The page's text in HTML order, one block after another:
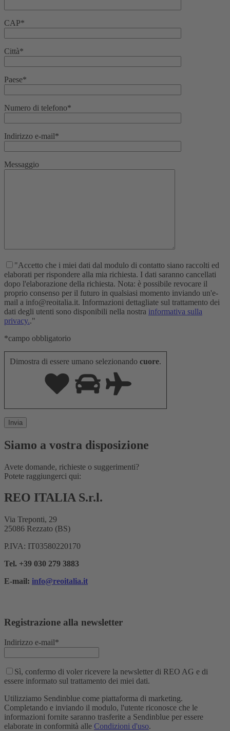
CAP*
Città*
Paese*
Numero di telefono*
Indirizzo e-mail*
Messaggio
"Accetto che i miei dati dal modulo di contatto siano raccolti ed
elaborati per rispondere alla mia richiesta. I dati saranno cancellati
dopo l'elaborazione della richiesta. Nota: è possibile revocare il
proprio consenso per il futuro in qualsiasi momento inviando un'e-
mail a info@reoitalia.it. Informazioni dettagliate sul trattamento dei
dati degli utenti sono disponibili nella nostra informativa sulla
privacy.."
*campo obbligatorio
Dimostra di essere umano selezionando cuore.
Siamo a vostra disposizione
Avete domande, richieste o suggerimenti?
Potete raggiungerci qui:
REO ITALIA S.r.l.
Via Treponti, 29
25086 Rezzato (BS)
P.IVA: IT03580220170
Tel. +39 030 279 3883
E-mail: info@reoitalia.it
Registrazione alla newsletter
Indirizzo e-mail*
Sì, confermo di voler ricevere la newsletter di REO AG e di
essere informato sul trattamento dei miei dati.
Utilizziamo Sendinblue come piattaforma di marketing.
Completando e inviando il modulo, l'utente riconosce che le
informazioni fornite saranno trasferite a Sendinblue per essere
elaborate in conformità alle Condizioni d'uso.